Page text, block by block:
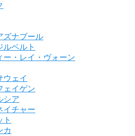
ズナブール
ルベルト
ー・レイ・ヴォーン
ウェイ
ェイゲン
シア
イチャー
ト
カ